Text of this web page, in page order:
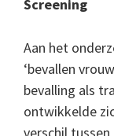
Screening
Aan het
‘bevallen
bevalling als
ontwikkelde